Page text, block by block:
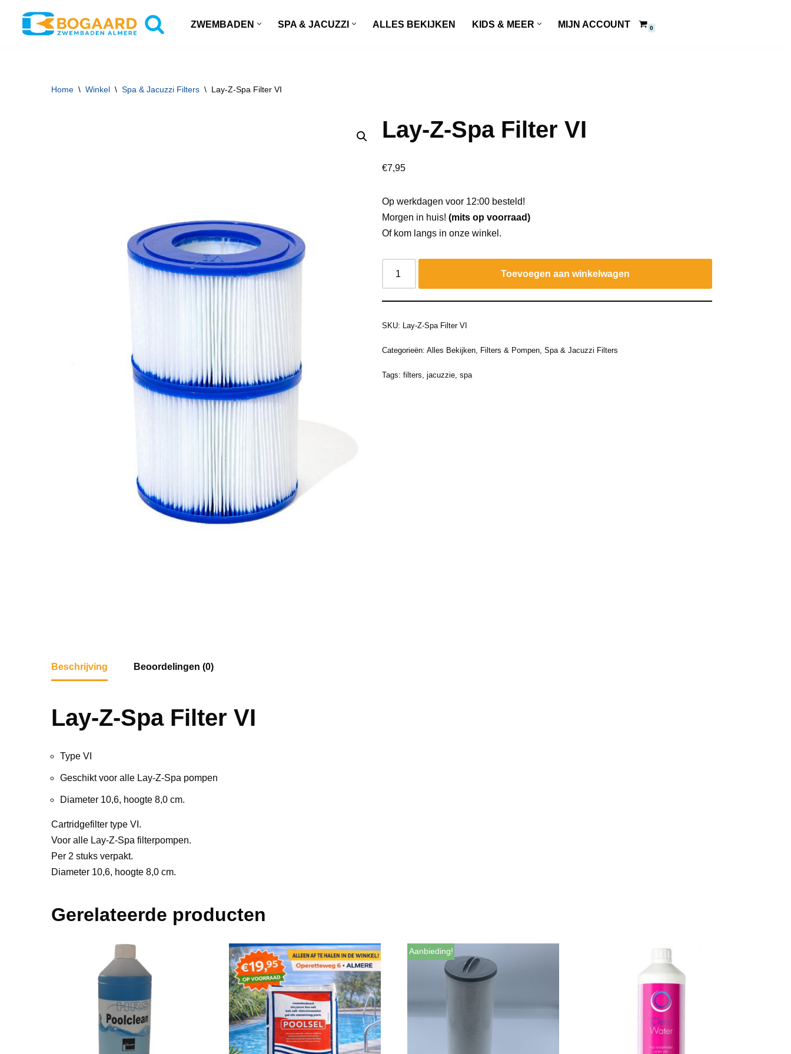
ZWEMBADEN SPA & JACUZZI ALLES BEKIJKEN KIDS & MEER MIJN ACCOUNT 0
Home \ Winkel \ Spa & Jacuzzi Filters \ Lay-Z-Spa Filter VI
Lay-Z-Spa Filter VI
€7,95
Op werkdagen voor 12:00 besteld!
Morgen in huis! (mits op voorraad)
Of kom langs in onze winkel.
Toevoegen aan winkelwagen
SKU: Lay-Z-Spa Filter VI
Categorieën: Alles Bekijken, Filters & Pompen, Spa & Jacuzzi Filters
Tags: filters, jacuzzie, spa
Beschrijving Beoordelingen (0)
Lay-Z-Spa Filter VI
Type VI
Geschikt voor alle Lay-Z-Spa pompen
Diameter 10,6, hoogte 8,0 cm.
Cartridgefilter type VI.
Voor alle Lay-Z-Spa filterpompen.
Per 2 stuks verpakt.
Diameter 10,6, hoogte 8,0 cm.
Gerelateerde producten
Aanbieding!